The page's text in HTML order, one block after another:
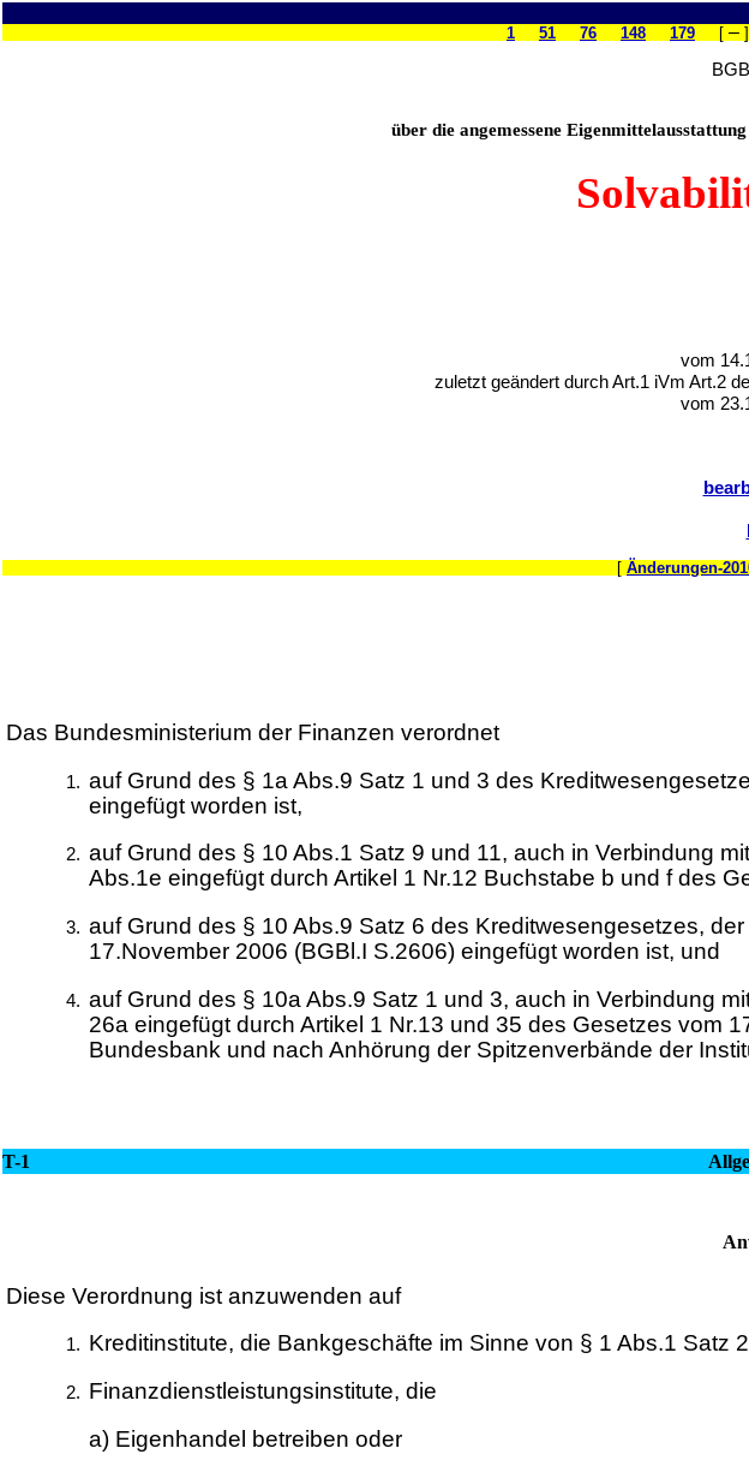
1 51 76 148 179 [ –
über die angemessene
vom
zuletzt geändert durch Art.1 iVm Art.2
vom
[ Änderungen-
Das Bundesministerium der Finanzen verordnet
auf Grund des § 1a Abs.9 Satz 1 und 3 des
eingefügt worden ist,
auf Grund des § 10 Abs.1 Satz 9 und 11, auch in Verbindung
Abs.1e eingefügt durch Artikel 1 Nr.12 Buchstabe b und f des
auf Grund des § 10 Abs.9 Satz 6 des Kreditwesengesetzes,
17.November 2006 (BGBl.I S.2606) eingefügt worden ist, und
auf Grund des § 10a Abs.9 Satz 1 und 3, auch in Verbindung
26a eingefügt durch Artikel 1 Nr.13 und 35 des Gesetzes vom
Bundesbank und nach Anhörung der Spitzenverbände der
T-1
Diese Verordnung ist anzuwenden auf
Kreditinstitute, die Bankgeschäfte im Sinne von § 1 Abs.1
Finanzdienstleistungsinstitute, die
a) Eigenhandel betreiben oder